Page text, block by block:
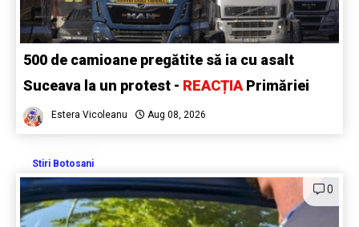
500 de camioane pregătite să ia cu asalt
Suceava la un protest - REACȚIAPrimăriei
Estera Vicoleanu Aug 08, 2026
Stiri Botosani
0